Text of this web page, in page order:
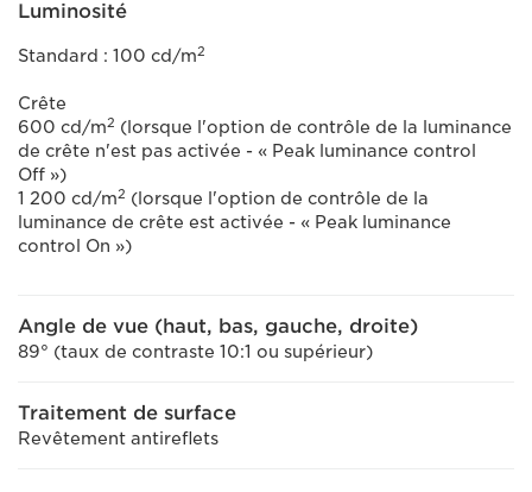
Luminosité
Standard : 100 cd/m2
Crête
600 cd/m2 (lorsque l'option de contrôle de la luminance
de crête n'est pas activée - « Peak luminance control
Off »)
1 200 cd/m2 (lorsque l'option de contrôle de la
luminance de crête est activée - « Peak luminance
control On »)
Angle de vue (haut, bas, gauche, droite)
89° (taux de contraste 10:1 ou supérieur)
Traitement de surface
Revêtement antireflets